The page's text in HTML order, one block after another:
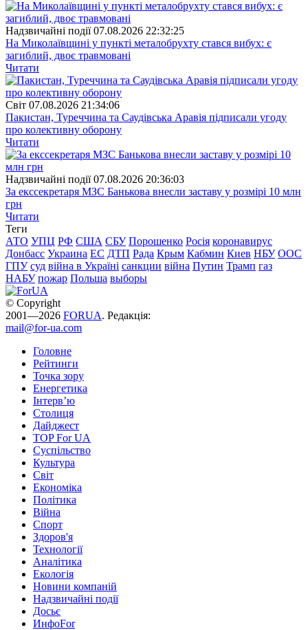
Надзвичайні події 07.08.2026 22:32:25
На Миколаївщині у пункті металобрухту стався вибух: є
загиблий, двоє травмовані
Читати
Свiт 07.08.2026 21:34:06
Пакистан, Туреччина та Саудівська Аравія підписали угоду
про колективну оборону
Читати
Надзвичайні події 07.08.2026 20:36:03
За екссекретаря МЗС Банькова внесли заставу у розмірі 10 млн
грн
Читати
Теги
АТО УПЦ РФ США СБУ Порошенко Росія коронавирус
Донбасс Украина ЕС ДТП Рада Крым Кабмин Киев НБУ ООС
ГПУ суд війна в Україні санкции війна Путин Трамп газ
НАБУ пожар Польша выборы
© Copyright
2001—2026 FORUA. Редакція:
mail@for-ua.com
Головне
Рейтинги
Точка зору
Енергетика
Інтерв’ю
Столиця
Дайджест
TOP For UA
Суспiльство
Культура
Світ
Економіка
Політика
Війна
Спорт
Здоров'я
Технології
Аналітика
Екологія
Новини компаній
Надзвичайні події
Досьє
ИнфоFor